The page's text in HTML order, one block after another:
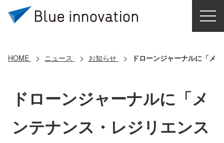
導入事例
コアテクノロジー
HOME ニュース お知らせ ドローンジャーナルに「メ
ドローンジャーナルに「メ
ンテナンス・レジリエンス